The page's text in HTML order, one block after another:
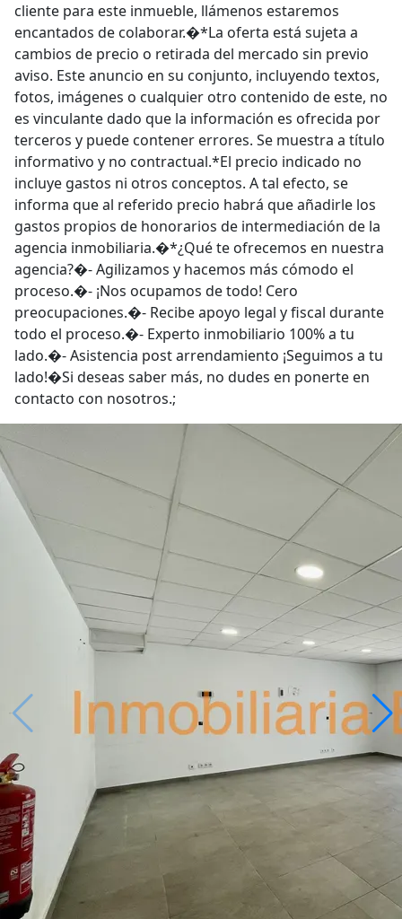
cliente para este inmueble, llámenos estaremos
encantados de colaborar.�*La oferta está sujeta a
cambios de precio o retirada del mercado sin previo
aviso. Este anuncio en su conjunto, incluyendo textos,
fotos, imágenes o cualquier otro contenido de este, no
es vinculante dado que la información es ofrecida por
terceros y puede contener errores. Se muestra a título
informativo y no contractual.*El precio indicado no
incluye gastos ni otros conceptos. A tal efecto, se
informa que al referido precio habrá que añadirle los
gastos propios de honorarios de intermediación de la
agencia inmobiliaria.�*¿Qué te ofrecemos en nuestra
agencia?�- Agilizamos y hacemos más cómodo el
proceso.�- ¡Nos ocupamos de todo! Cero
preocupaciones.�- Recibe apoyo legal y fiscal durante
todo el proceso.�- Experto inmobiliario 100% a tu
lado.�- Asistencia post arrendamiento ¡Seguimos a tu
lado!�Si deseas saber más, no dudes en ponerte en
contacto con nosotros.;